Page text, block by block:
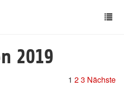
2019
1 23 Nächste